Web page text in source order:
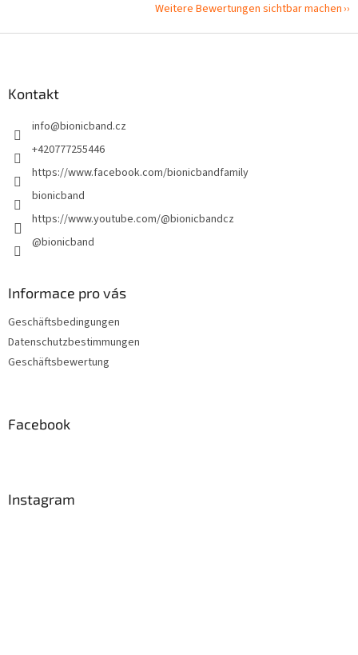
Weitere Bewertungen sichtbar machen
Kontakt
info@bionicband.cz
+420777255446
https://www.facebook.com/bionicbandfamily
bionicband
https://www.youtube.com/@bionicbandcz
@bionicband
Informace pro vás
Geschäftsbedingungen
Datenschutzbestimmungen
Geschäftsbewertung
Facebook
Instagram